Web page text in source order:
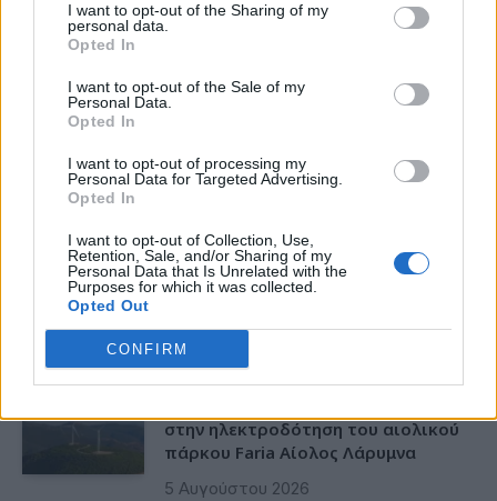
I want to opt-out of the Sharing of my
personal data.
Opted In
I want to opt-out of the Sale of my
Personal Data.
Opted In
I want to opt-out of processing my
Personal Data for Targeted Advertising.
Opted In
I want to opt-out of Collection, Use,
Retention, Sale, and/or Sharing of my
Personal Data that Is Unrelated with the
Purposes for which it was collected.
Opted Out
CONFIRM
Βιλίων
Ν. Χαρδαλιάς: «Με το
αποκτά ένα πρωτοποριακό
ψηφιακό εργαλείο λογοδοσίας»
Δήμος Αθηναίων: 43 σχολικές αυλές
γίνονται πιο πράσινες και πιο
5 Αυγούστου 2026
στην ηλεκτροδότηση του αιολικού
πάρκου Faria Αίολος Λάρυμνα
5 Αυγούστου 2026